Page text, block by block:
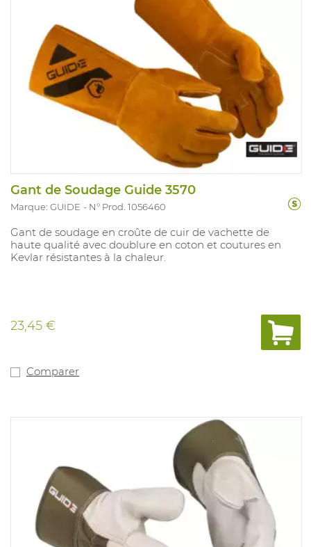
Gant de Soudage Guide 3570
Marque: GUIDE N° Prod. 1056460
Gant de soudage en croûte de cuir de vachette de
haute qualité avec doublure en coton et coutures en
Kevlar résistantes à la chaleur.
23,45 €
Comparer